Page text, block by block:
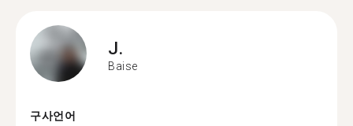
J.
Baise
구사언어